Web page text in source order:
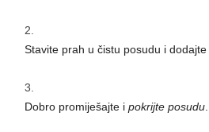
Stavite prah u čistu posudu i dodajte
Dobro promiješajte i pokrijte posudu.